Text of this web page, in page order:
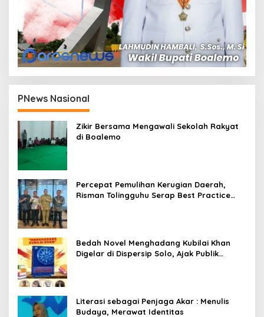
PNews Nasional
Zikir Bersama Mengawali Sekolah Rakyat
di Boalemo
Percepat Pemulihan Kerugian Daerah,
Risman Tolingguhu Serap Best Practice
Bedah Novel Menghadang Kubilai Khan
Digelar di Dispersip Solo, Ajak Publik
Literasi sebagai Penjaga Akar : Menulis
Budaya, Merawat Identitas